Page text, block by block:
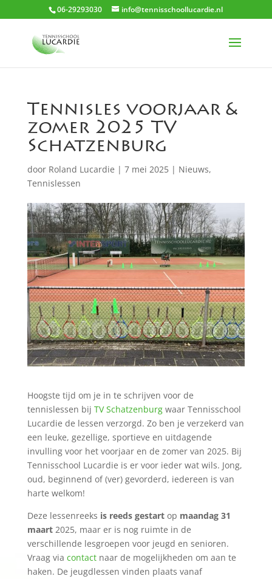
06-29293030 info@tennisschoollucardie.nl
Tennisles voorjaar &
zomer 2025 TV
Schatzenburg
door Roland Lucardie | 7 mei 2025| Nieuws,
Tennislessen
Hoogste tijd om je in te schrijven voor de
tennislessen bij TV Schatzenburgwaar Tennisschool
Lucardie de lessen verzorgd. Zo ben je verzekerd van
een leuke, gezellige, sportieve en uitdagende
invulling voor het voorjaar en de zomer van 2025. Bij
Tennisschool Lucardie is er voor ieder wat wils. Jong,
oud, beginnend of (ver) gevorderd, iedereen is van
harte welkom!
Deze lessenreeks is reeds gestartop maandag 31
maart 2025, maar er is nog ruimte in de
verschillende lesgroepen voor jeugd en senioren.
Vraag via contactnaar de mogelijkheden om aan te
haken. De jeugdlessen vinden plaats vanaf